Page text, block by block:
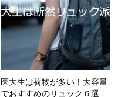
医大生は荷物が多い！大容量
でおすすめのリュック６選